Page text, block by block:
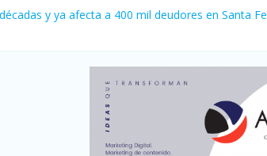
y ya afecta a 400 mil deudores en Santa Fe